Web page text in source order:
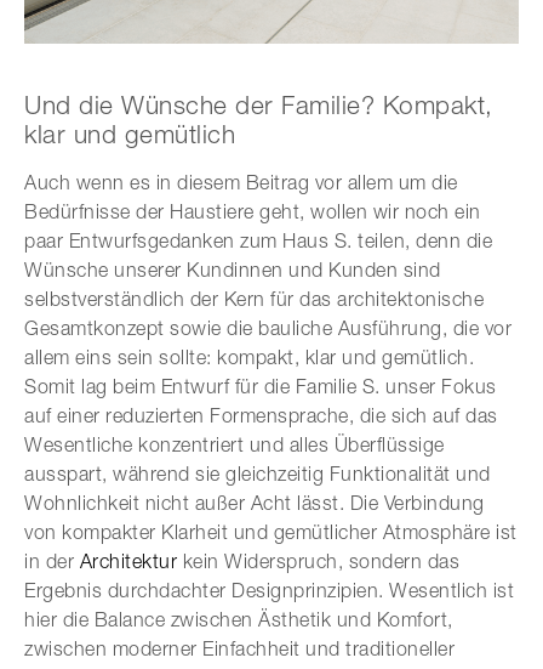
Und die Wünsche der Familie? Kompakt,
klar und gemütlich
Auch wenn es in diesem Beitrag vor allem um die
Bedürfnisse der Haustiere geht, wollen wir noch ein
paar Entwurfsgedanken zum Haus S. teilen, denn die
Wünsche unserer Kundinnen und Kunden sind
selbstverständlich der Kern für das architektonische
Gesamtkonzept sowie die bauliche Ausführung, die vor
allem eins sein sollte: kompakt, klar und gemütlich.
Somit lag beim Entwurf für die Familie S. unser Fokus
auf einer reduzierten Formensprache, die sich auf das
Wesentliche konzentriert und alles Überflüssige
ausspart, während sie gleichzeitig Funktionalität und
Wohnlichkeit nicht außer Acht lässt. Die Verbindung
von kompakter Klarheit und gemütlicher Atmosphäre ist
in der Architektur kein Widerspruch, sondern das
Ergebnis durchdachter Designprinzipien. Wesentlich ist
hier die Balance zwischen Ästhetik und Komfort,
zwischen moderner Einfachheit und traditioneller